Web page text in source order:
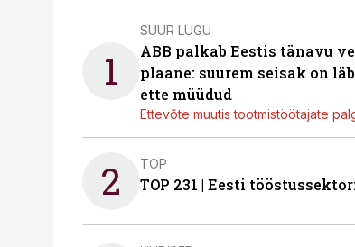
1
SUUR LUGU
ABB palkab Eestis tänavu
plaane: suurem seisak on
ette müüdud
Ettevõte muutis tootmistöötajate
2 TOP
TOP 231 | Eesti